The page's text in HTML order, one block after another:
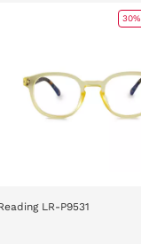
LR-P9531
30%